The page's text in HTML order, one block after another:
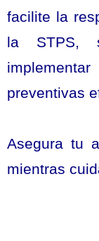
facilite la
la STPS,
preventivas
Asegura tu
mientras